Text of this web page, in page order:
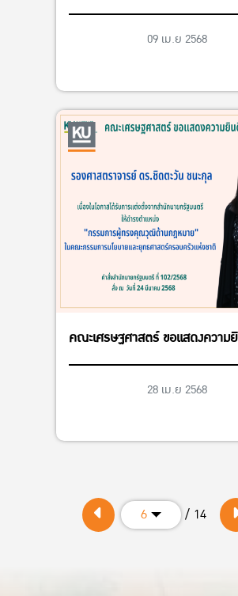
09 เม.ย 2568
คณะเศรษฐศาสตร์ ขอแสดงความ
28 เม.ย 2568
6 / 14